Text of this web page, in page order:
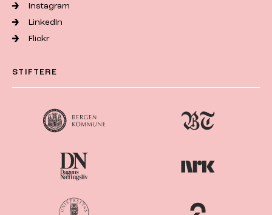
Instagram
LinkedIn
Flickr
STIFTERE